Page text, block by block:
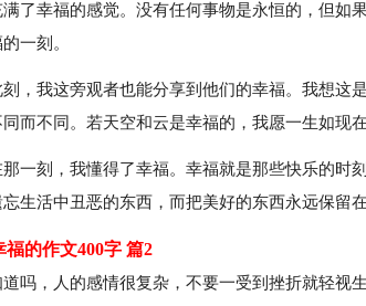
了幸福的感觉。没有任何事物是永恒的，但如
一刻。
刻，我这旁观者也能分享到他们的幸福。我想这
而不同。若天空和云是幸福的，我愿一生如现
那一刻，我懂得了幸福。幸福就是那些快乐的时
生活中丑恶的东西，而把美好的东西永远保留
福的作文400字 篇2
道吗，人的感情很复杂，不要一受到挫折就轻视